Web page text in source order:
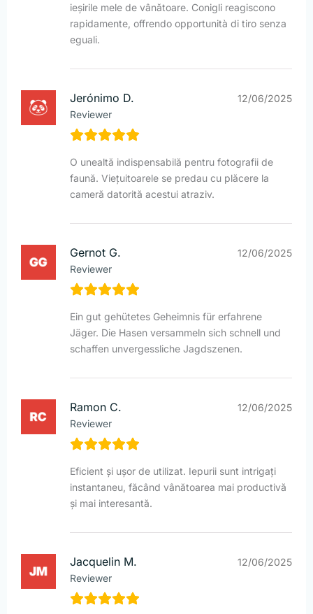
ieșirile mele de vânătoare. Conigli reagiscono
rapidamente, offrendo opportunità di tiro senza
eguali.
Jerónimo D.
Reviewer
12/06/2025
O unealtă indispensabilă pentru fotografii de
faună. Viețuitoarele se predau cu plăcere la
cameră datorită acestui atraziv.
Gernot G.
Reviewer
12/06/2025
Ein gut gehütetes Geheimnis für erfahrene
Jäger. Die Hasen versammeln sich schnell und
schaffen unvergessliche Jagdszenen.
Ramon C.
Reviewer
12/06/2025
Eficient și ușor de utilizat. Iepurii sunt intrigați
instantaneu, făcând vânătoarea mai productivă
și mai interesantă.
Jacquelin M.
Reviewer
12/06/2025